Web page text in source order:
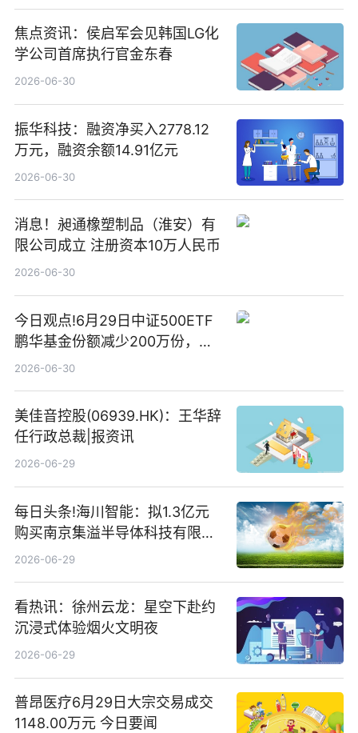
焦点资讯：侯启军会见韩国LG化
学公司首席执行官金东春
2026-06-30
振华科技：融资净买入2778.12
万元，融资余额14.91亿元
2026-06-30
消息！昶通橡塑制品（淮安）有
限公司成立 注册资本10万人民币
2026-06-30
今日观点!6月29日中证500ETF
鹏华基金份额减少200万份，重
仓股亨通光电、赤峰黄金、佰维
2026-06-30
美佳音控股(06939.HK)：王华辞
任行政总裁|报资讯
2026-06-29
每日头条!海川智能：拟1.3亿元
购买南京集溢半导体科技有限公
司15.3%股权
2026-06-29
看热讯：徐州云龙：星空下赴约
沉浸式体验烟火文明夜
2026-06-29
普昂医疗6月29日大宗交易成交
1148.00万元 今日要闻